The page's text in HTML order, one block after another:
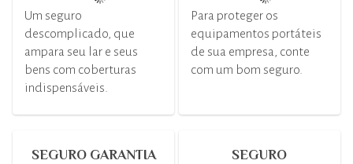
Um seguro
descomplicado, que
ampara seu lar e seus
bens com coberturas
indispensáveis.
Para proteger os
equipamentos portáteis
de sua empresa, conte
com um bom seguro.
SEGURO GARANTIA
SEGURO